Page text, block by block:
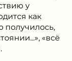
у
как
получилось,
«всё